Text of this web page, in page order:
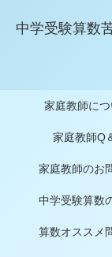
中学受験算数
家庭教師に
家庭教師Q
家庭教師のお
中学受験算数
算数オススメ